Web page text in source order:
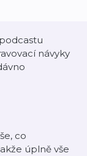
návyky
co
úplně vše